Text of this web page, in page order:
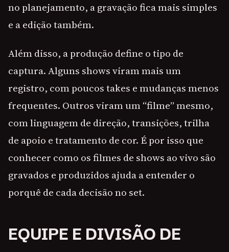
no planejamento, a gravação fica mais simples
e a edição também.
Além disso, a produção define o tipo de
captura. Alguns shows viram mais um
registro, com poucos takes e mudanças menos
frequentes. Outros viram um “filme” mesmo,
com linguagem de direção, transições, trilha
de apoio e tratamento de cor. É por isso que
conhecer como os filmes de shows ao vivo são
gravados e produzidos ajuda a entender o
porquê de cada decisão no set.
EQUIPE E DIVISÃO DE